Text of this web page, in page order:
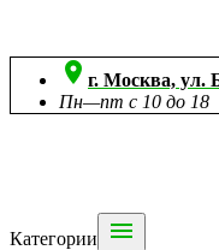
 г. Москва, ул.
Пн—пт с 10 до 18
Категории 